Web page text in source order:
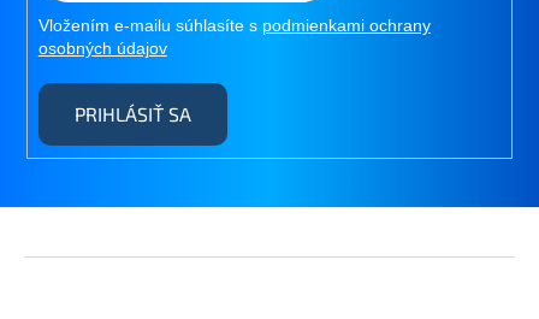
Vložením e-mailu súhlasíte s podmienkami ochrany
osobných údajov
PRIHLÁSIŤ SA